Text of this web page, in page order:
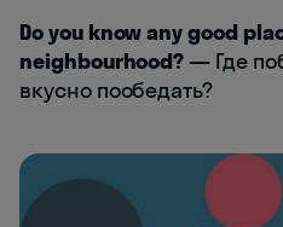
Do you know any good
neighbourhood?— Где
вкусно пообедать?